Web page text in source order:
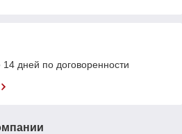
14 дней по договоренности